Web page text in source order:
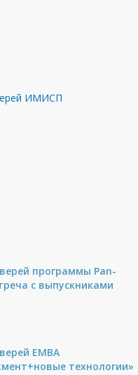
программы Pan-
с выпускниками
ЕМВА
технологии»